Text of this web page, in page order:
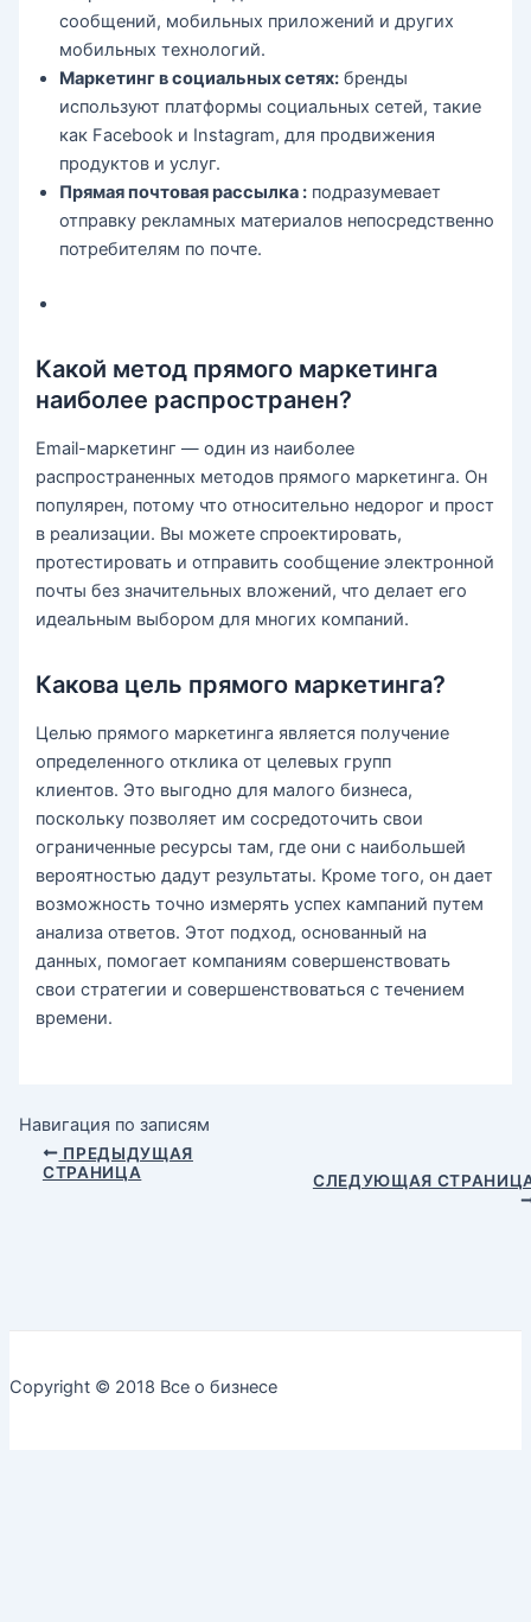
сообщений, мобильных приложений и других
мобильных технологий.
Маркетинг в социальных сетях: бренды
используют платформы социальных сетей, такие
как Facebook и Instagram, для продвижения
продуктов и услуг.
Прямая почтовая рассылка : подразумевает
отправку рекламных материалов непосредственно
потребителям по почте.
Какой метод прямого маркетинга
наиболее распространен?
Email-маркетинг — один из наиболее
распространенных методов прямого маркетинга. Он
популярен, потому что относительно недорог и прост
в реализации. Вы можете спроектировать,
протестировать и отправить сообщение электронной
почты без значительных вложений, что делает его
идеальным выбором для многих компаний.
Какова цель прямого маркетинга?
Целью прямого маркетинга является получение
определенного отклика от целевых групп
клиентов. Это выгодно для малого бизнеса,
поскольку позволяет им сосредоточить свои
ограниченные ресурсы там, где они с наибольшей
вероятностью дадут результаты. Кроме того, он дает
возможность точно измерять успех кампаний путем
анализа ответов. Этот подход, основанный на
данных, помогает компаниям совершенствовать
свои стратегии и совершенствоваться с течением
времени.
Навигация по записям
ПРЕДЫДУЩАЯ
СТРАНИЦА
СЛЕДУЮЩАЯ
Copyright © 2018 Все о бизнесе